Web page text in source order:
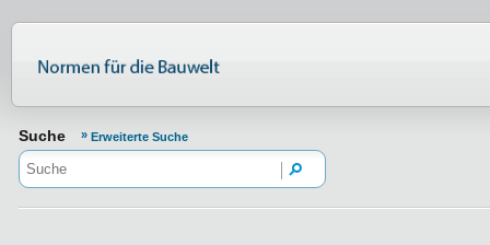
Suche Erweiterte Suche